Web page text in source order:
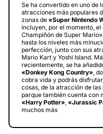
Se ha convertido en uno de
atracciones más populares
zonas de «Super Nintendo
incluyen, por el momento, el
Champiñón de Super
hasta los niveles más
perfección, junto con sus
Mario Kart y Yoshi Island.
recientemente, se ha
«Donkey Kong Country» ,
cobra vida y podrás
cosas, de la atracción de las
parque también cuenta con
«Harry Potter» «Jurassic
muchos más